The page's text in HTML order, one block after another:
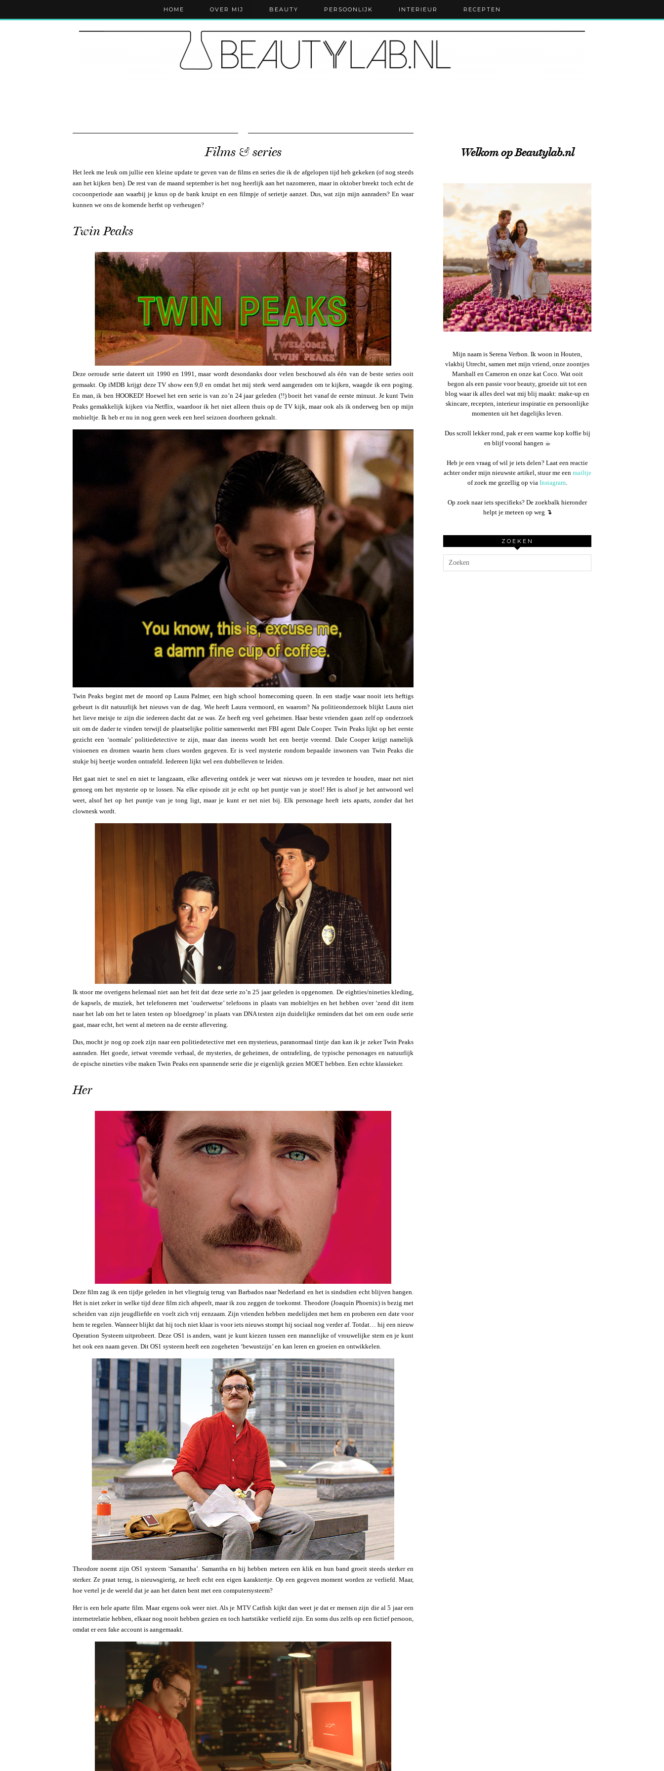
HOME OVER MIJ BEAUTY PERSOONLIJK INTERIEUR RECEPTEN
Films & series
Het leek me leuk om jullie een kleine update te geven van de films en series die ik de afgelopen tijd heb gekeken (of nog steeds
aan het kijken ben). De rest van de maand september is het nog heerlijk aan het nazomeren, maar in oktober breekt toch echt de
cocoonperiode aan waarbij je knus op de bank kruipt en een filmpje of serietje aanzet. Dus, wat zijn mijn aanraders? En waar
kunnen we ons de komende herfst op verheugen?
Twin Peaks
Deze oeroude serie dateert uit 1990 en 1991, maar wordt desondanks door velen beschouwd als één van de beste series ooit
gemaakt. Op iMDB krijgt deze TV show een 9,0 en omdat het mij sterk werd aangeraden om te kijken, waagde ik een poging.
En man, ik ben HOOKED! Hoewel het een serie is van zo’n 24 jaar geleden (!!) boeit het vanaf de eerste minuut. Je kunt Twin
Peaks gemakkelijk kijken via Netflix, waardoor ik het niet alleen thuis op de TV kijk, maar ook als ik onderweg ben op mijn
mobieltje. Ik heb er nu in nog geen week een heel seizoen doorheen geknalt.
Twin Peaks begint met de moord op Laura Palmer, een high school homecoming queen. In een stadje waar nooit iets heftigs
gebeurt is dit natuurlijk het nieuws van de dag. Wie heeft Laura vermoord, en waarom? Na politieonderzoek blijkt Laura niet
het lieve meisje te zijn die iedereen dacht dat ze was. Ze heeft erg veel geheimen. Haar beste vrienden gaan zelf op onderzoek
uit om de dader te vinden terwijl de plaatselijke politie samenwerkt met FBI agent Dale Cooper. Twin Peaks lijkt op het eerste
gezicht een ‘normale’ politiedetective te zijn, maar dan ineens wordt het een beetje vreemd. Dale Cooper krijgt namelijk
visioenen en dromen waarin hem clues worden gegeven. Er is veel mysterie rondom bepaalde inwoners van Twin Peaks die
stukje bij beetje worden ontrafeld. Iedereen lijkt wel een dubbelleven te leiden.
Het gaat niet te snel en niet te langzaam, elke aflevering ontdek je weer wat nieuws om je tevreden te houden, maar net niet
genoeg om het mysterie op te lossen. Na elke episode zit je echt op het puntje van je stoel! Het is alsof je het antwoord wel
weet, alsof het op het puntje van je tong ligt, maar je kunt er net niet bij. Elk personage heeft iets aparts, zonder dat het
clownesk wordt.
Ik stoor me overigens helemaal niet aan het feit dat deze serie zo’n 25 jaar geleden is opgenomen. De eighties/nineties kleding,
de kapsels, de muziek, het telefoneren met ‘ouderwetse’ telefoons in plaats van mobieltjes en het hebben over ‘zend dit item
naar het lab om het te laten testen op bloedgroep’ in plaats van DNA testen zijn duidelijke reminders dat het om een oude serie
gaat, maar echt, het went al meteen na de eerste aflevering.
Dus, mocht je nog op zoek zijn naar een politiedetective met een mysterieus, paranormaal tintje dan kan ik je zeker Twin Peaks
aanraden. Het goede, ietwat vreemde verhaal, de mysteries, de geheimen, de ontrafeling, de typische personages en natuurlijk
de epische nineties vibe maken Twin Peaks een spannende serie die je eigenlijk gezien MOET hebben. Een echte klassieker.
Her
Deze film zag ik een tijdje geleden in het vliegtuig terug van Barbados naar Nederland en het is sindsdien echt blijven hangen.
Het is niet zeker in welke tijd deze film zich afspeelt, maar ik zou zeggen de toekomst. Theodore (Joaquin Phoenix) is bezig met
scheiden van zijn jeugdliefde en voelt zich vrij eenzaam. Zijn vrienden hebben medelijden met hem en proberen een date voor
hem te regelen. Wanneer blijkt dat hij toch niet klaar is voor iets nieuws stompt hij sociaal nog verder af. Totdat… hij een nieuw
Operation Systeem uitprobeert. Deze OS1 is anders, want je kunt kiezen tussen een mannelijke of vrouwelijke stem en je kunt
het ook een naam geven. Dit OS1 systeem heeft een zogeheten ‘bewustzijn’ en kan leren en groeien en ontwikkelen.
Theodore noemt zijn OS1 systeem ‘Samantha’. Samantha en hij hebben meteen een klik en hun band groeit steeds sterker en
sterker. Ze praat terug, is nieuwsgierig, ze heeft echt een eigen karaktertje. Op een gegeven moment worden ze verliefd. Maar,
hoe vertel je de wereld dat je aan het daten bent met een computersysteem?
Her is een hele aparte film. Maar ergens ook weer niet. Als je MTV Catfish kijkt dan weet je dat er mensen zijn die al 5 jaar een
internetrelatie hebben, elkaar nog nooit hebben gezien en toch hartstikke verliefd zijn. En soms dus zelfs op een fictief persoon,
omdat er een fake account is aangemaakt.
Welkom op Beautylab.nl
Mijn naam is Serena Verbon. Ik woon in Houten,
vlakbij Utrecht, samen met mijn vriend, onze zoontjes
Marshall en Cameron en onze kat Coco. Wat ooit
begon als een passie voor beauty, groeide uit tot een
blog waar ik alles deel wat mij blij maakt: make-up en
skincare, recepten, interieur inspiratie en persoonlijke
momenten uit het dagelijks leven.
Dus scroll lekker rond, pak er een warme kop koffie bij
en blijf vooral hangen ☕︎
Heb je een vraag of wil je iets delen? Laat een reactie
achter onder mijn nieuwste artikel, stuur me een mailtje
of zoek me gezellig op via Instagram.
Op zoek naar iets specifieks? De zoekbalk hieronder
helpt je meteen op weg ↴
ZOEKEN